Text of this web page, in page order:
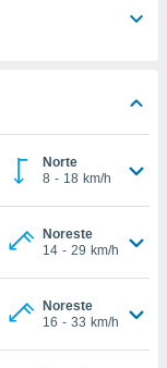
Norte
8 - 18 km/h
Noreste
14 - 29 km/h
Noreste
16 - 33 km/h